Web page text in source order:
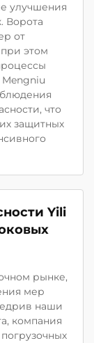
улучшения
Ворота
от
этом
Mengniu
что
защитных
Yili
рынке,
мер
наши
компания